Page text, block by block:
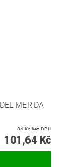
MERIDA
84 Kč bez DPH
101,64 Kč